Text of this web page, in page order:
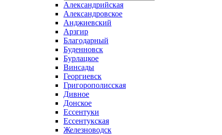
Александрийская
Александровское
Анджиевский
Арзгир
Благодарный
Буденновск
Бурлацкое
Винсады
Георгиевск
Григорополисская
Дивное
Донское
Ессентуки
Ессентукская
Железноводск